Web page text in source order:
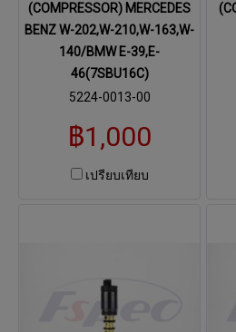
(COMPRESSOR) MERCEDES
BENZ W-202,W-210,W-163,W-
140/BMW E-39,E-
46(7SBU16C)
5224-0013-00
฿1,000
เปรียบเทียบ